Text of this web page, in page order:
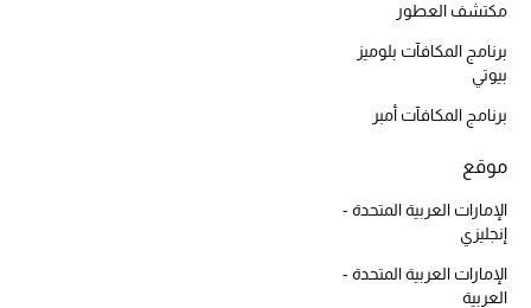
حقائب رجالية
العناية الشخصية بالرجال
صُممت للرجال
تسوقوا للرجال
مكتشف العطور
برنامج المكافآت بلوميز
بيوتي
برنامج المكافآت أمبر
موقع
الإمارات العربية المتحدة -
إنجليزي
الإمارات العربية المتحدة -
العربية